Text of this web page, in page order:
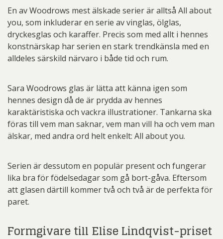
En av Woodrows mest älskade serier är alltså All about
you, som inkluderar en serie av vinglas, ölglas,
dryckesglas och karaffer. Precis som med allt i hennes
konstnärskap har serien en stark trendkänsla med en
alldeles särskild närvaro i både tid och rum.
Sara Woodrows glas är lätta att känna igen som
hennes design då de är prydda av hennes
karaktäristiska och vackra illustrationer. Tankarna ska
föras till vem man saknar, vem man vill ha och vem man
älskar, med andra ord helt enkelt: All about you.
Serien är dessutom en populär present och fungerar
lika bra för födelsedagar som gå bort-gåva. Eftersom
att glasen därtill kommer två och två är de perfekta för
paret.
Formgivare till Elise Lindqvist-priset